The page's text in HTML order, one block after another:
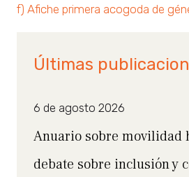
f) Afiche primera acogoda de
Últimas
6 de agosto 2026
Anuario sobre movilidad
debate sobre inclusión y